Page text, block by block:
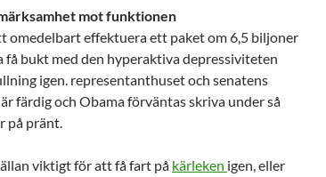
mot funktionen
omedelbart effektuera ett paket om 6,5 biljoner
bukt med den hyperaktiva depressiviteten
igen. representanthuset och senatens
färdig och Obama förväntas skriva under så
på pränt.
viktigt för att få fart på kärleken igen, eller